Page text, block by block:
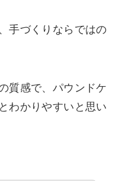
手づくりならではの
質感で、パウンドケ
わかりやすいと思い